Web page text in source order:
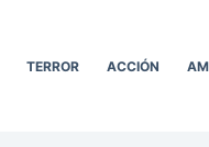
TERROR ACCIÓN